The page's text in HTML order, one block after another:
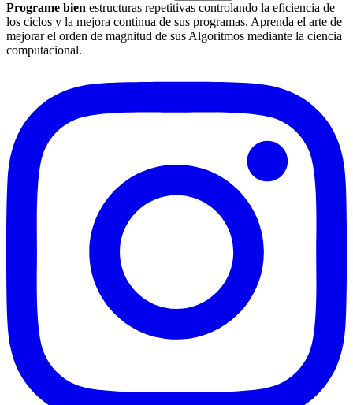
Programe bien estructuras repetitivas controlando la eficiencia de
los ciclos y la mejora continua de sus programas. Aprenda el arte de
mejorar el orden de magnitud de sus Algoritmos mediante la ciencia
computacional.